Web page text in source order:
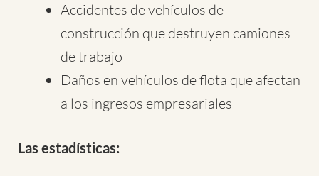
Accidentes de vehículos de
construcción que destruyen camiones
de trabajo
Daños en vehículos de flota que afectan
a los ingresos empresariales
Las estadísticas: